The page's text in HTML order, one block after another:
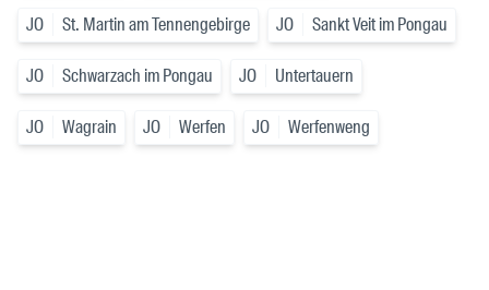
JO St. Martin am Tennengebirge JO Sankt Veit im Pongau
JO Schwarzach im Pongau JO Untertauern
JO Wagrain JO Werfen JO Werfenweng